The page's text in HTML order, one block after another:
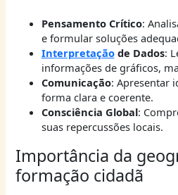
Pensamento Crítico:
e formular soluções
Interpretaçãode Dados:
informações de gráficos,
Comunicação: Apresentar
forma clara e coerente.
Consciência Global:
suas repercussões locais.
Importância da
formação cidadã